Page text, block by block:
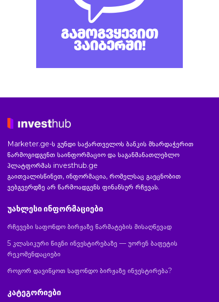
Marketer.ge-ს გუნდი საქართველოს ბანკის მხარდაჭერით
წარმოგიდგენთ საინფორმაციო და საგანმანათლებლო
პლატფორმას investhub.ge
გაითვალისწინეთ, ინფორმაცია, რომელსაც გაეცნობით
ვებგვერდზე არ წარმოადგენს ფინანსურ რჩევას.
უახლესი ინფორმაციები
რჩევები საფონდო ბირჟაზე წარმატების მისაღწევად
5 კლასიკური წიგნი ინვესტირებაზე — უორენ ბაფეტის
რეკომენდაციები
როგორ დავიწყოთ საფონდო ბირჟაზე ინვესტირება?
კატეგორიები